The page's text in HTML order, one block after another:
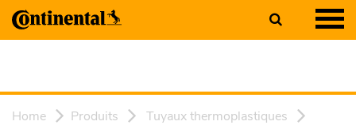
Home Produits
Tuyaux thermoplastiques